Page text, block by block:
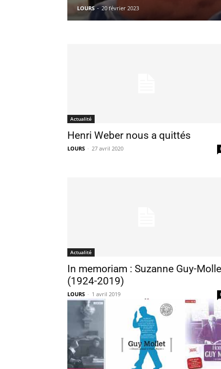
LOURS - 20 février 2023
Actualité
Henri Weber nous a quittés
LOURS - 27 avril 2020
Actualité
In memoriam : Suzanne Guy-
(1924-2019)
LOURS - 1 avril 2019